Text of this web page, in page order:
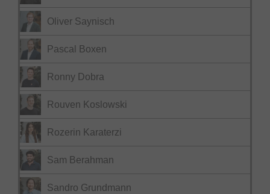
Oliver Saynisch
Pascal Boxen
Ronny Dobra
Rouven Koslowski
Rozerin Karaterzi
Sam Berahman
Sandro Grundmann